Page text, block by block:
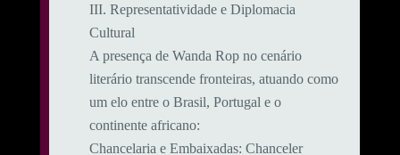
​III. Representatividade e Diplomacia
Cultural
​A presença de Wanda Rop no cenário
literário transcende fronteiras, atuando como
um elo entre o Brasil, Portugal e o
continente africano:
​Chancelaria e Embaixadas: Chanceler